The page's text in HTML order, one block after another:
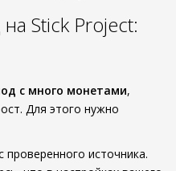
Stick Project:
с много монетами,
Для этого нужно
источника.